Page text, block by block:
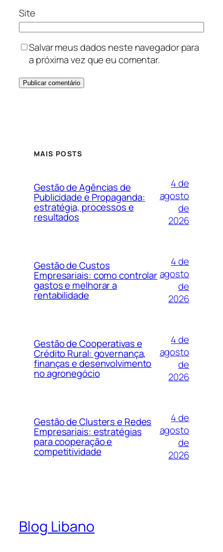
Site
Salvar meus dados neste navegador para
a próxima vez que eu comentar.
MAIS POSTS
Gestão de Agências de
Publicidade e Propaganda:
estratégia, processos e
resultados
4 de
agosto
de
2026
Gestão de Custos
Empresariais: como controlar
gastos e melhorar a
rentabilidade
4 de
agosto
de
2026
Gestão de Cooperativas e
Crédito Rural: governança,
finanças e desenvolvimento
no agronegócio
4 de
agosto
de
2026
Gestão de Clusters e Redes
Empresariais: estratégias
para cooperação e
competitividade
4 de
agosto
de
2026
Blog Libano